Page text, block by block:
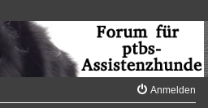
Anmelden